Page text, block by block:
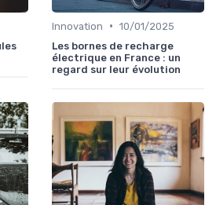
Innovation • 10/01/2025
Les bornes de recharge
électrique en France : un
regard sur leur évolution